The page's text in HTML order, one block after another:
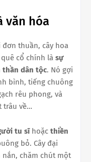
văn hóa
thuần, cây hoa
cổ chính là sự
thần dân tộc. Nó gợi
bình, tiếng chuông
rêu phong, và
trâu về…
tu sĩhoặc thiền
bỏ. Cây đại
chăm chút một